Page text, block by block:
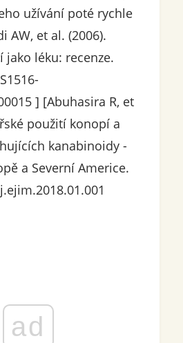
užívání poté rychle
AW, et al. (2006).
léku: recenze.
] [Abuhasira R, et
použití konopí a
kanabinoidy -
a Severní Americe.
ad